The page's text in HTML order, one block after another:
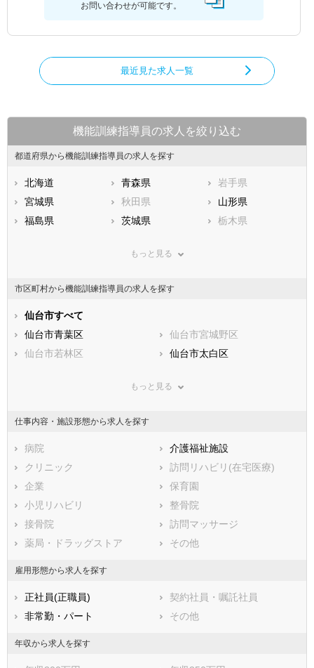
お問い合わせが可能です。
最近見た求人一覧
機能訓練指導員の求人を絞り込む
都道府県から機能訓練指導員の求人を探す
北海道 青森県
岩手県
宮城県
秋田県
山形県
福島県
茨城県
栃木県
神奈川県
石川県
福井県
静岡県
滋賀県
大阪府
兵庫県
和歌山県
山口県
福岡県
佐賀県
熊本県
宮崎県
鹿児島県
もっと見る
市区町村から機能訓練指導員の求人を探す
仙台市すべて
仙台市青葉区
仙台市宮城野区
仙台市若林区
仙台市太白区
気仙沼市
名取市
角田市
多賀城市
岩沼市
登米市
栗原市
東松島市
大崎市
刈田郡蔵王町
富谷市
刈田郡七ヶ宿町
柴田郡大河原町
亘理郡亘理町
亘理郡山元町
宮城郡松島町
宮城郡七ヶ浜町
宮城郡利府町
もっと見る
仕事内容・施設形態から求人を探す
病院
介護福祉施設
クリニック
訪問リハビリ(在宅医療)
企業
保育園
小児リハビリ
整骨院
接骨院
訪問マッサージ
薬局・ドラッグストア
その他
雇用形態から求人を探す
正社員(正職員)
契約社員・嘱託社員
非常勤・パート
その他
年収から求人を探す